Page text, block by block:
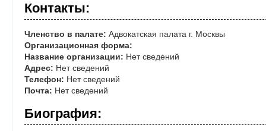
Контакты:
Членство в палате: Адвокатская палата г. Москвы
Организационная форма:
Название организации: Нет сведений
Адрес: Нет сведений
Телефон: Нет сведений
Почта: Нет сведений
Биография: